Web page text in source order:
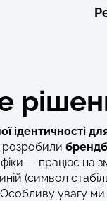
ідентичності
розробили
— працює на
(символ
увагу